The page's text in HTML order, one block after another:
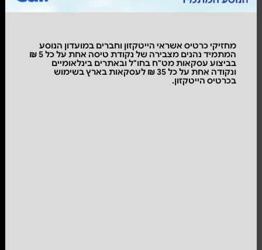
מחזיקי כרטיס אשראי הייטקזון וחברים במועדון הנוסע
המתמיד נהנים מצבירה של נקודת טיסה אחת על כל 5 ₪
בביצוע עסקאות מט"ח בחו"ל ובאתרים בינלאומיים
ונקודה אחת על כל 35 ₪ לעסקאות בארץ בשימוש
בכרטיס הייטקזון.